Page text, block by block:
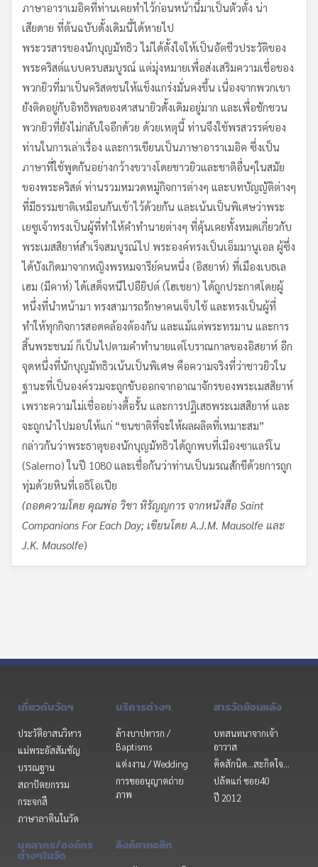
ภาษาอาราเมอิคที่ท่านเคยทำไว้ก่อนหน้านี้มาเป็นตัวตั้ง น่า
เสียดาย ที่ต้นฉบับดั้งเดิมนี้ได้หายไป
พระวรสารของนักบุญมัทธิว ไม่ได้ตั้งใจให้เป็นอัตชีวประวัติของ
พระคริสต์แบบครบสมบูรณ์ แต่มุ่งหมายเพื่อส่งเสริมความเชื่อของ
พวกยิวที่มาเป็นคริสตชนให้แข็งแกร่งมั่นคงขึ้น เนื่องจากพวกเขา
ยังติดอยู่กับอิทธิพลของศาสนายิวดั้งเดิมอยู่มาก และเพื่อชักชวน
พวกยิวที่ยังไม่กลับใจอีกด้วย ด้วยเหตุนี้ ท่านจึงใช้พรสวรรค์ของ
ท่านในการเล่าเรื่อง และการเขียนเป็นภาษาอาราเมอิค ซึ่งเป็น
ภาษาที่ใช้พูดกันอย่างกว้างขวางโดยชาวยิวและชาติอื่นๆในสมัย
ของพระคริสต์ ท่านรวมหมวดหมู่กิจการต่างๆ และบทบัญญัติต่างๆ
ที่มีธรรมชาติเหมือนกันเข้าไว้ด้วยกัน และเน้นเป็นพิเศษว่าพระ
เยซูเจ้าทรงเป็นผู้ที่ทำให้คำทำนายต่างๆ ที่คุ้นเคยทั้งหมดเกี่ยวกับ
พระเมสสิยาห์สำเร็จสมบูรณ์ไป พระองค์ทรงเป็นเอ็มมานูเอล ผู้ซึ่ง
ได้บังเกิดมาจากหญิงพรหมจารีย์คนหนึ่ง (อิสยาห์) ที่เมืองเบธเล
เฮม (มีคาห์) ได้เสด็จหนีไปอียิปต์ (โฮเชยา) ได้ถูกประกาศโดยผู้
หนึ่งที่นำหน้ามา ทรงสามารถรักษาคนเจ็บไข้ และทรงเป็นผู้ที่
ทำให้ทุกกิจการสอดคล้องต้องกัน และแม้แต่พระทรมาน และการ
สิ้นพระชนม์ ก็เป็นไปตามคำทำนายแต่โบราณกาลของอิสยาห์ อีก
จุดหนึ่งที่นักบุญมัทธิวเน้นเป็นพิเศษ คือความจริงที่ว่าชาวยิวใน
ฐานะที่เป็นองค์รวมจะถูกขับออกจากอาณาจักรของพระเมสสิยาห์
เพราะความไม่เชื่ออย่างดื้อรั้น และการปฏิเสธพระเมสสิยาห์ และ
จะถูกนำไปมอบให้แก่ “ชนชาติที่จะให้ผลผลิตที่เหมาะสม”
กล่าวกันว่าพระธาตุของนักบุญมัทธิวได้ถูกพบที่เมืองซาแลร์โน
(Salerno) ในปี 1080 และเชื่อกันว่าท่านเป็นมรณสักขีด้วยการถูก
ทุ่มด้วยหินที่เอธิโอเปีย
(ถอดความโดย คุณพ่อ วิชา หิรัญญการ จากหนังสือ Saint
Companions For Each Day; เขียนโดย A.J.M. Mausolfe และ
J.K. Mausolfe)
เกี่ยวกับวัดฯ
ประวัติอาสนวิหาร
แม่พระอัสสัมชัญ
บรรณฐาน
สถาปัตยกรรม
กระจกสี
ภาษาลาตินในวัด
บริการต่างๆ
ล้างบาปทารก /
Baptisms
แต่งงาน / Wedding
การขออนุญาตถ่าย
ภาพ
สารวัดย้อนหลัง
บทสนทนาจากเจ้า
อาวาส
คิดสักนิด...สะกิดใจ...
ปลัดแก่ ซอย40
ปี 2012
บุคลากร/องค์กร
ต่างๆในวัด
ลิงค์คาทอลิก